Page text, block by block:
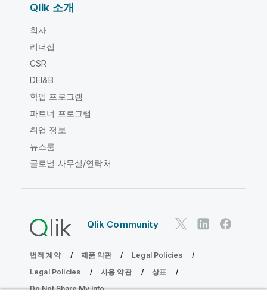
Qlik 소개
회사
리더십
CSR
DEI&B
학업 프로그램
파트너 프로그램
취업 정보
뉴스룸
글로벌 사무실/연락처
Qlik Community
법적 계약 제품 약관
Legal Policies
Legal Policies
사용 약관
상표
Do Not Share My Info